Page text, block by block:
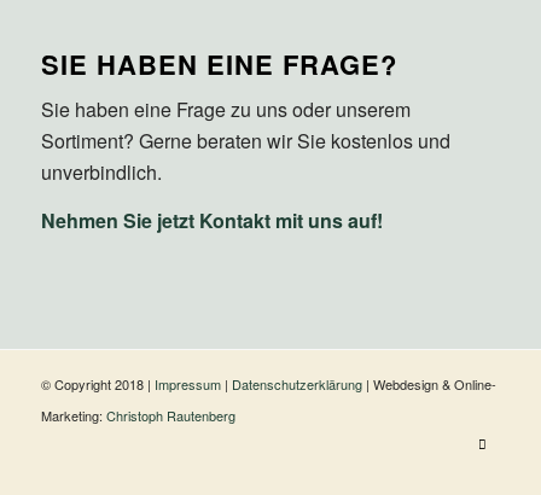
SIE HABEN EINE FRAGE?
Sie haben eine Frage zu uns oder unserem
Sortiment? Gerne beraten wir Sie kostenlos und
unverbindlich.
Nehmen Sie jetzt Kontakt mit uns auf!
© Copyright 2018 | Impressum| Datenschutzerklärung| Webdesign & Online-
Marketing: Christoph Rautenberg